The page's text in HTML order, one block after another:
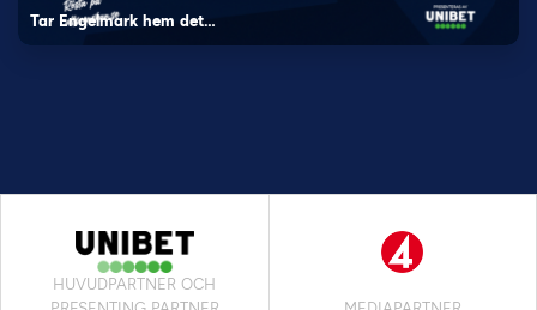
Tar Engelmark hem det…
HUVUDPARTNER OCH